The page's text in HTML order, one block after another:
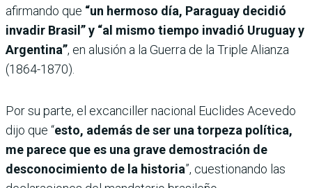
afirmando que “un hermoso día, Paraguay decidió
invadir Brasil” y “al mismo tiempo invadió Uruguay y
Argentina”, en alusión a la Guerra de la Triple Alianza
(1864-1870).
Por su parte, el excanciller nacional Euclides Acevedo
dijo que “esto, además de ser una torpeza política,
me parece que es una grave demostración de
desconocimiento de la historia”, cuestionando las